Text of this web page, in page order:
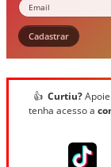
Email
Cadastrar
👍 Curtiu?Apoie
tenha acesso a